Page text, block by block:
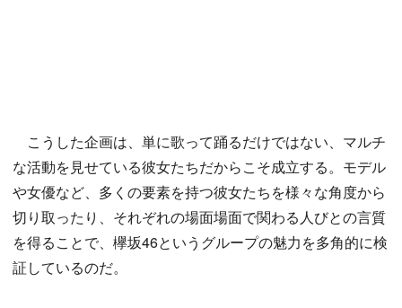
こうした企画は、単に歌って踊るだけではない、マルチ
な活動を見せている彼女たちだからこそ成立する。モデル
や女優など、多くの要素を持つ彼女たちを様々な角度から
切り取ったり、それぞれの場面場面で関わる人びとの言質
を得ることで、欅坂46というグループの魅力を多角的に検
証しているのだ。